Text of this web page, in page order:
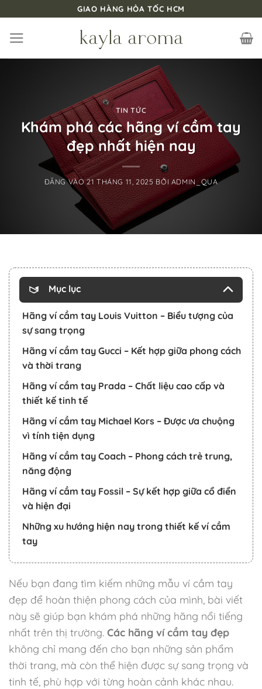
nội
dung
GIAO HÀNG HỎA TỐC HCM
TIN TỨC
Khám phá các hãng ví cầm tay
đẹp nhất hiện nay
ĐĂNG VÀO21 THÁNG 11, 2025 BỞIADMIN_QUA
Mục lục
Hãng ví cầm tay Louis Vuitton – Biểu tượng của
sự sang trọng
Hãng ví cầm tay Gucci – Kết hợp giữa phong cách
và thời trang
Hãng ví cầm tay Prada – Chất liệu cao cấp và
thiết kế tinh tế
Hãng ví cầm tay Michael Kors – Được ưa chuộng
vì tính tiện dụng
Hãng ví cầm tay Coach – Phong cách trẻ trung,
năng động
Hãng ví cầm tay Fossil – Sự kết hợp giữa cổ điển
và hiện đại
Những xu hướng hiện nay trong thiết kế ví cầm
tay
Nếu bạn đang tìm kiếm những mẫu ví cầm tay
đẹp để hoàn thiện phong cách của mình, bài viết
này sẽ giúp bạn khám phá những hãng nổi tiếng
nhất trên thị trường. Các hãng ví cầm tay đẹp
không chỉ mang đến cho bạn những sản phẩm
thời trang, mà còn thể hiện được sự sang trọng và
tinh tế, phù hợp với từng hoàn cảnh khác nhau.